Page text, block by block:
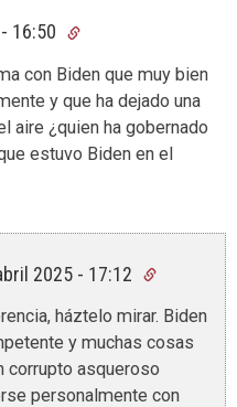
16:50
con Biden que muy bien
y que ha dejado una
aire ¿quien ha gobernado
estuvo Biden en el
2025 - 17:12
háztelo mirar. Biden
y muchas cosas
corrupto asqueroso
personalmente con